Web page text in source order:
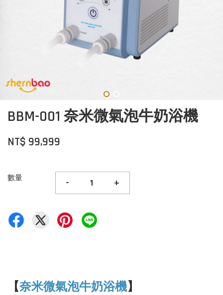
BBM-001 奈米微氣泡牛奶浴機
NT$ 99,999
數量 - +
【奈米微氣泡牛奶浴機】